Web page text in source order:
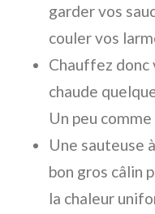
garder vos
couler vos
Chauffez donc
chaude
Un peu
Une sauteuse
bon gros câlin
la chaleur